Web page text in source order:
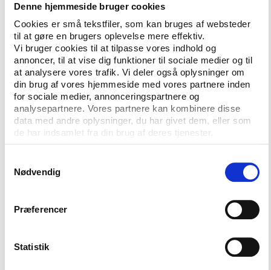
Denne hjemmeside bruger cookies
Cookies er små tekstfiler, som kan bruges af websteder
til at gøre en brugers oplevelse mere effektiv.
Vi bruger cookies til at tilpasse vores indhold og
annoncer, til at vise dig funktioner til sociale medier og til
at analysere vores trafik. Vi deler også oplysninger om
din brug af vores hjemmeside med vores partnere inden
for sociale medier, annonceringspartnere og
analysepartnere. Vores partnere kan kombinere disse
data med andre oplysninger, du har givet dem, eller som
de har indsamlet fra din brug af deres tjenester.
Nødvendig
Præferencer
Statistik
selv set over denne ene sæson. Knapt 75 procent af
forskellene i klubbernes placering kan forklares med
henvisning til forskellene i lønforbrug. Ud over FC
Vestsjælland, der ifølge modellen ligger som man
burde forvente, skiller linjen klubberne i to: De, der
præsterer bedre end forventet, ligger over linjen,
mens de, der præsterer dårligere, ligger under. Mest
tydeligt er det, at såvel Brøndby IF (BIF) som
Odense Boldklub (OB) underpræsterer. For BIF’s
nedtur, som klubben har været igennem de seneste
år, og som synes at blive fastholdt i den netop
underpræstationen utilfredsstillende i den forstand,
at klubben de tidligere år har været godt kørende og
ligget i toppen. En skuffende 2011/12-sæson endte
med en 10. plads lige over nedrykningsstregen, der